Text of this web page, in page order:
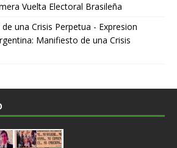
Vuelta Electoral Brasileña
una Crisis Perpetua - Expresion
Manifiesto de una Crisis